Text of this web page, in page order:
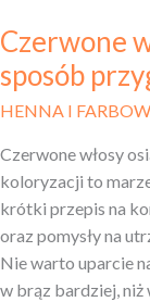
Czerwone
sposób
HENNA I
Czerwone włosy
koloryzacji to
krótki przepis na
oraz pomysły na
Nie warto uparcie
w brąz bardziej,